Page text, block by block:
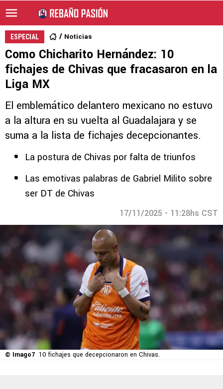
ESPECIAL Noticias
Como Chicharito Hernández: 10
fichajes de Chivas que fracasaron en la
Liga MX
El emblemático delantero mexicano no estuvo
a la altura en su vuelta al Guadalajara y se
suma a la lista de fichajes decepcionantes.
La postura de Chivas por falta de triunfos
Las emotivas palabras de Gabriel Milito sobre
ser DT de Chivas
17/11/2025 - 11:28hs CST
© Imago7 10 fichajes que decepcionaron en Chivas.